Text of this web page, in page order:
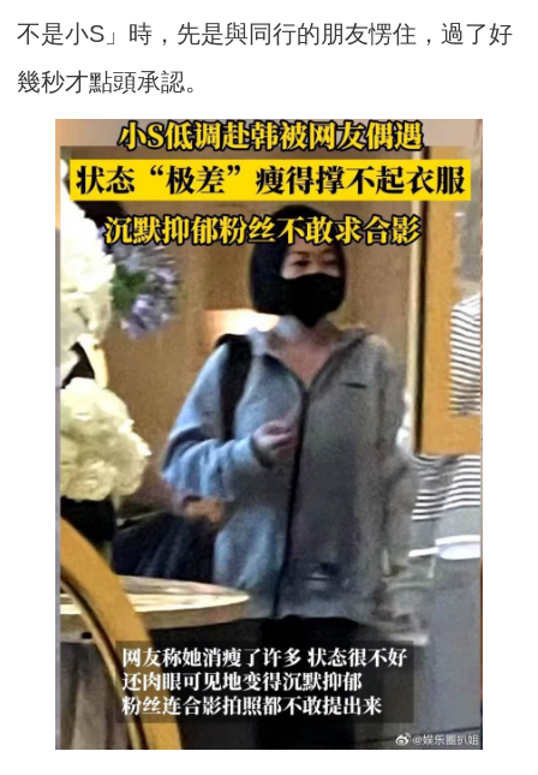
不是小S」時，先是與同行的朋友愣住，過了好
幾秒才點頭承認。